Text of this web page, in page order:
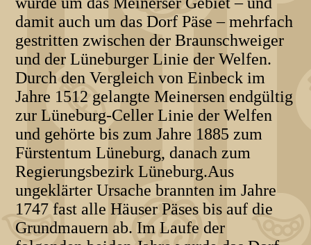
damit auch um das Dorf Päse – mehrfach
gestritten zwischen der Braunschweiger
und der Lüneburger Linie der Welfen.
Durch den Vergleich von Einbeck im
Jahre 1512 gelangte Meinersen endgültig
zur Lüneburg-Celler Linie der Welfen
und gehörte bis zum Jahre 1885 zum
Fürstentum Lüneburg, danach zum
Regierungsbezirk Lüneburg.Aus
ungeklärter Ursache brannten im Jahre
1747 fast alle Häuser Päses bis auf die
Grundmauern ab. Im Laufe der